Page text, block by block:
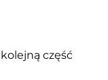
część